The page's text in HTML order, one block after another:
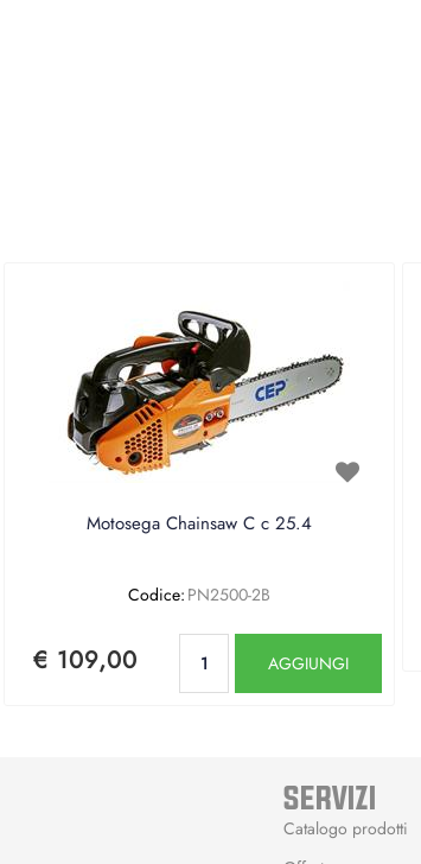
Motosega Chainsaw C c 25.4
Codice: PN2500-2B
€ 109,00 AGGIUNGI
SERVIZI
Catalogo prodotti